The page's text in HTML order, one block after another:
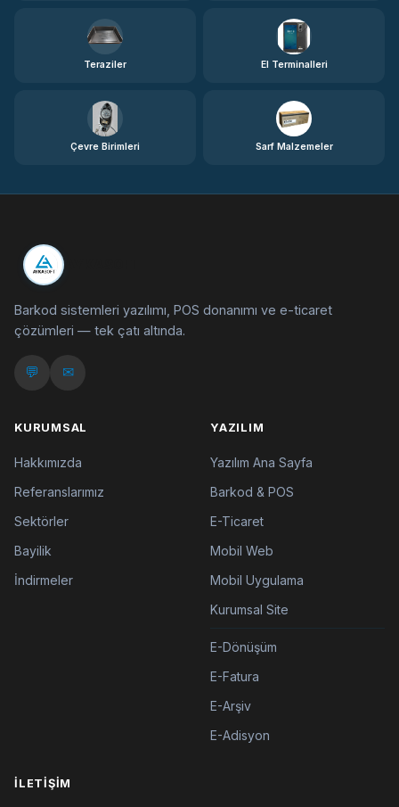
Teraziler El Terminalleri
Çevre Birimleri Sarf Malzemeler
Barkod sistemleri yazılımı, POS donanımı ve e-ticaret
çözümleri — tek çatı altında.
💬 ✉
KURUMSAL
Hakkımızda
Referanslarımız
Sektörler
Bayilik
İndirmeler
YAZILIM
Yazılım Ana Sayfa
Barkod & POS
E-Ticaret
Mobil Web
Mobil Uygulama
Kurumsal Site
E-Dönüşüm
E-Fatura
E-Arşiv
E-Adisyon
İLETIŞIM